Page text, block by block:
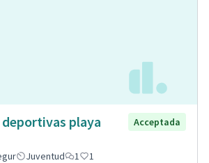
playa
Acceptada
Juventud 1 1